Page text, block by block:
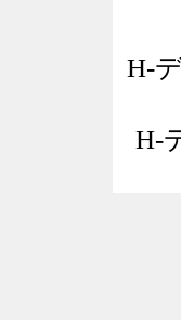
H-
H-